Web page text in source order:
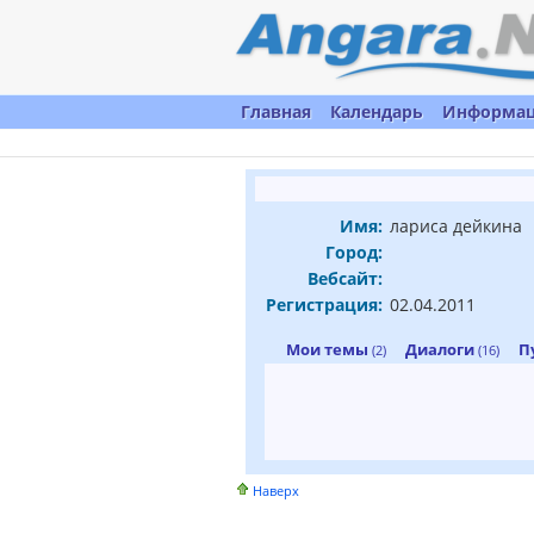
Главная Календарь
Имя: лариса дейкина
Город:
Вебсайт:
Регистрация: 02.04.2011
Мои темы (2) Диалоги (16)
Наверх